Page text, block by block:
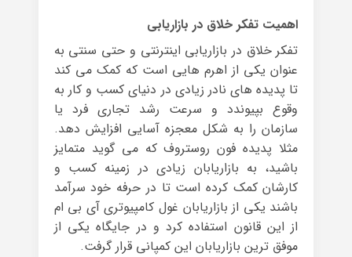
اهمیت تفکر خلاق در بازاریابی
تفکر خلاق در بازاریابی اینترنتی و حتی سنتی به
عنوان یکی از اهرم هایی است که کمک می کند
تا پدیده های نادر زیادی در دنیای کسب و کار به
وقوع بپیوندد و سرعت رشد تجاری فرد یا
سازمان را به شکل معجزه آسایی افزایش دهد.
مثلا پدیده فون روستروف که می گوید متمایز
باشید، به بازاریابان زیادی در زمینه کسب و
کارشان کمک کرده است تا در حرفه خود سرآمد
باشند یکی از بازاریابان غول کامپیوتری آی بی ام
از این قانون استفاده کرد و در جایگاه یکی از
موفق ترین بازاریابان این کمپانی قرار گرفت.